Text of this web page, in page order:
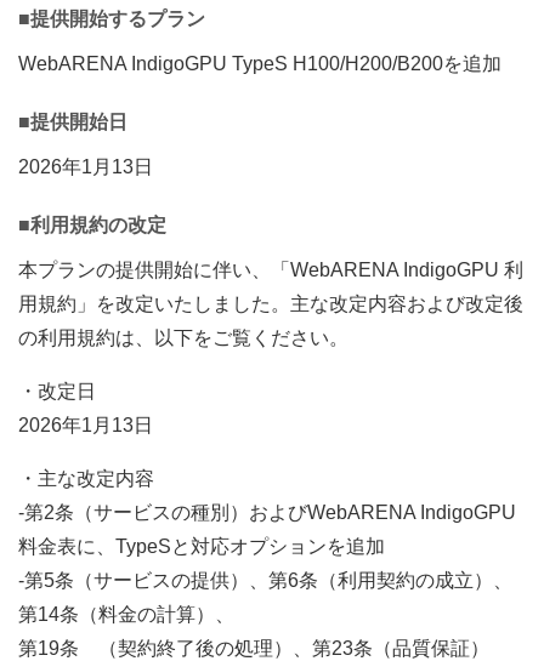
■提供開始するプラン
WebARENA IndigoGPU TypeS H100/H200/B200を追加
■提供開始日
2026年1月13日
■利用規約の改定
本プランの提供開始に伴い、「WebARENA IndigoGPU 利
用規約」を改定いたしました。主な改定内容および改定後
の利用規約は、以下をご覧ください。
・改定日
2026年1月13日
・主な改定内容
-第2条（サービスの種別）およびWebARENA IndigoGPU
料金表に、TypeSと対応オプションを追加
-第5条（サービスの提供）、第6条（利用契約の成立）、
第14条（料金の計算）、
第19条 （契約終了後の処理）、第23条（品質保証）